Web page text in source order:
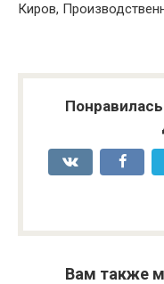
Киров,
Вам также